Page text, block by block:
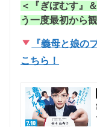
＜『ぎぼむす』
う一度最初から
『義母と娘の
こちら！